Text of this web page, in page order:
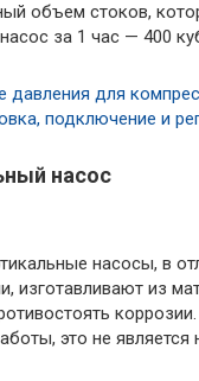
объем стоков,
за 1 час — 400
давления для
подключение и
насос
насосы, в
изготавливают из
это не является